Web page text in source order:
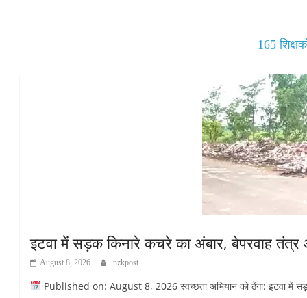
165
इटवा में सड़क किनारे कचरे का अंबार, बेपरवाह
August 8, 2026 nzkpost
Published on: August 8, 2026 स्वच्छता अभियान को ठेंगा: इटवा में